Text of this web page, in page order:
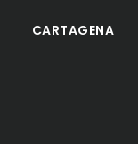
CARTAGENA